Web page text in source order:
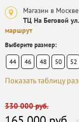
Магазин в
ТЦ На Беговой
маршрут
Выберите размер:
44
46 48 50 52
Показать таблицу
330 000 руб.